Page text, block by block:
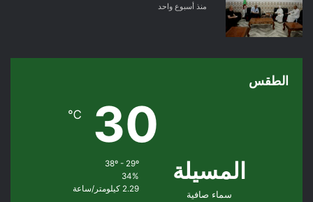
منذ أسبوع واحد
الطقس
المسيلة
سماء صافية
30
℃
38º - 29º
34%
2.29 كيلومتر/ساعة